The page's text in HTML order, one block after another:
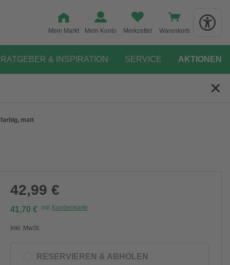
Mein Markt Mein Konto Merkzettel Warenkorb
RATGEBER & INSPIRATION SERVICE AKTIONEN
matt
42,99 €
41,70 € mit Kundenkarte
Inkl. MwSt.
RESERVIEREN & ABHOLEN